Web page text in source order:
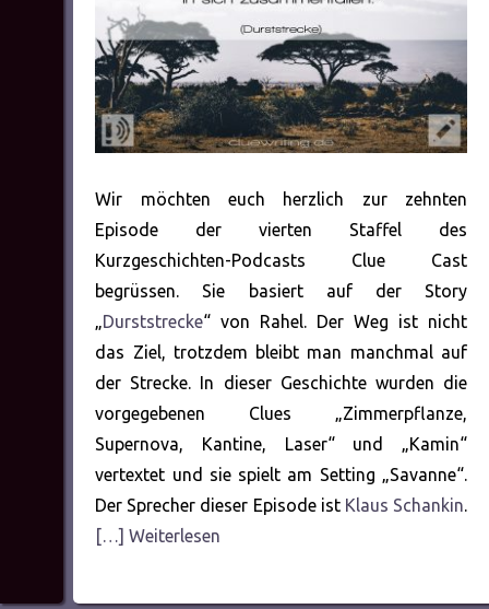
Wir möchten euch herzlich zur zehnten
Episode der vierten Staffel des
Kurzgeschichten-Podcasts Clue Cast
begrüssen. Sie basiert auf der Story
„Durststrecke“ von Rahel. Der Weg ist nicht
das Ziel, trotzdem bleibt man manchmal auf
der Strecke. In dieser Geschichte wurden die
vorgegebenen Clues „Zimmerpflanze,
Supernova, Kantine, Laser“ und „Kamin“
vertextet und sie spielt am Setting „Savanne“.
Der Sprecher dieser Episode ist Klaus Schankin.
[…] Weiterlesen